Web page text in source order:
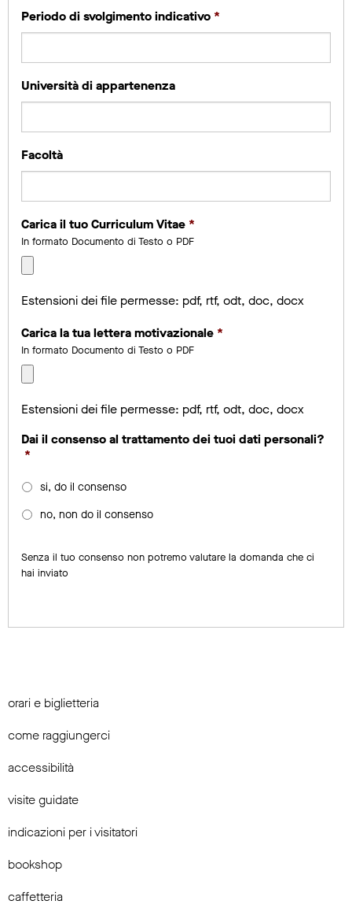
Periodo di svolgimento indicativo *
Università di appartenenza
Facoltà
Carica il tuo Curriculum Vitae *
In formato Documento di Testo o PDF
Estensioni dei file permesse: pdf, rtf, odt, doc, docx
Carica la tua lettera motivazionale *
In formato Documento di Testo o PDF
Estensioni dei file permesse: pdf, rtf, odt, doc, docx
Dai il consenso al trattamento dei tuoi dati personali?
*
si, do il consenso
no, non do il consenso
Senza il tuo consenso non potremo valutare la domanda che ci
hai inviato
orari e biglietteria
come raggiungerci
accessibilità
visite guidate
indicazioni per i visitatori
bookshop
caffetteria